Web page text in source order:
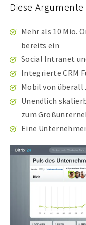
Diese
Mehr als 10 Mio.
bereits ein
Social Intranet
Integrierte CRM
Mobil von überall
Unendlich
zum
Eine